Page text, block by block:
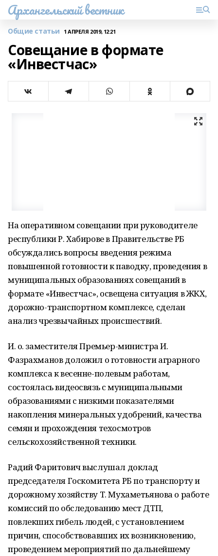
Архангельский вестник
Общие статьи 1 АПРЕЛЯ 2019, 12:21
Совещание в формате
«Инвестчас»
На оперативном совещании при руководителе
республики Р. Хабирове в Правительстве РБ
обсуждались вопросы введения режима
повышенной готовности к паводку, проведения в
муниципальных образованиях совещаний в
формате «Инвестчас», освещена ситуация в ЖКХ,
дорожно-транспортном комплексе, сделан
анализ чрезвычайных происшествий.
И. о. заместителя Премьер-министра И.
Фазрахманов доложил о готовности аграрного
комплекса к весенне-полевым работам,
состоялась видеосвязь с муниципальными
образованиями с низкими показателями
накопления минеральных удобрений, качества
семян и прохождения техосмотров
сельскохозяйственной техники.
Радий Фаритович выслушал доклад
председателя Госкомитета РБ по транспорту и
дорожному хозяйству Т. Мухаметьянова о работе
комиссий по обследованию мест ДТП,
повлекших гибель людей, с установлением
причин, способствовавших их возникновению,
проведением мероприятий по дальнейшему